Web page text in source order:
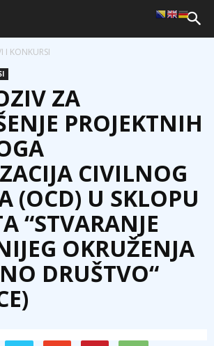
I KONKURSI
ZA
PROJEKTNIH
CIVILNOG
(OCD) U SKLOPU
“STVARANJE
OKRUŽENJA
DRUŠTVO“